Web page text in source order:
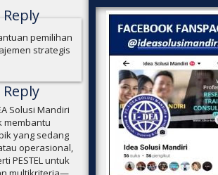
Reply
pemilihan
strategis
Reply
Solusi Mandiri
membantu
yang sedang
operasional,
PESTEL untuk